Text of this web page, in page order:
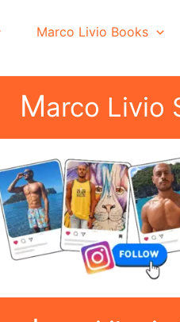
Marco Livio Books
Marco Livio